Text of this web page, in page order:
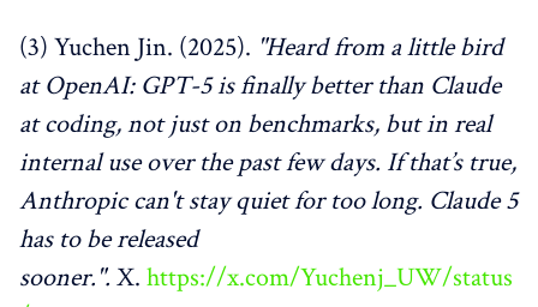
(3) Yuchen Jin. (2025). "Heard from a little bird
at OpenAI: GPT-5 is finally better than Claude
at coding, not just on benchmarks, but in real
internal use over the past few days. If that’s true,
Anthropic can't stay quiet for too long. Claude 5
has to be released
sooner.". X. https://x.com/Yuchenj_UW/status